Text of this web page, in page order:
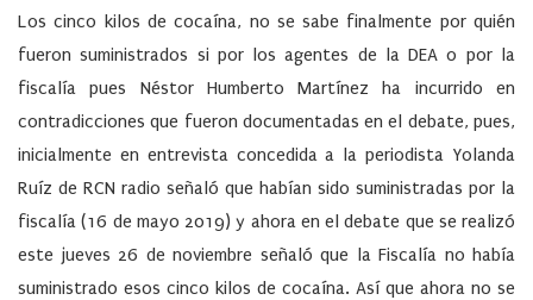
Los cinco kilos de cocaína, no se sabe finalmente por quién
fueron suministrados si por los agentes de la DEA o por la
fiscalía pues Néstor Humberto Martínez ha incurrido en
contradicciones que fueron documentadas en el debate, pues,
inicialmente en entrevista concedida a la periodista Yolanda
Ruíz de RCN radio señaló que habían sido suministradas por la
fiscalía (16 de mayo 2019) y ahora en el debate que se realizó
este jueves 26 de noviembre señaló que la Fiscalía no había
suministrado esos cinco kilos de cocaína. Así que ahora no se